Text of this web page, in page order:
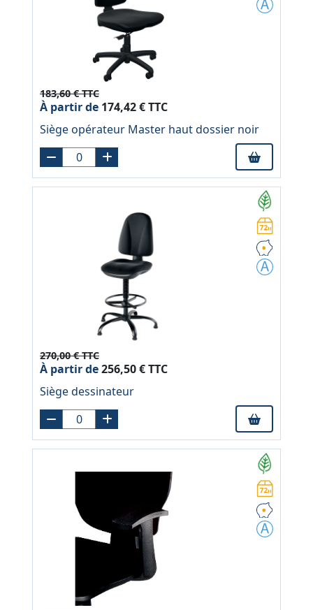
183,60 € TTC
À partir de 174,42 € TTC
Siège opérateur Master haut dossier noir
270,00 € TTC
À partir de256,50 € TTC
Siège dessinateur